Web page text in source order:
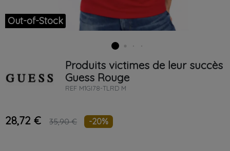
Out-of-Stock
Produits victimes de leur succès
Guess Rouge
REF M1GI78-TLRD M
28,72 € 35,90 € -20%